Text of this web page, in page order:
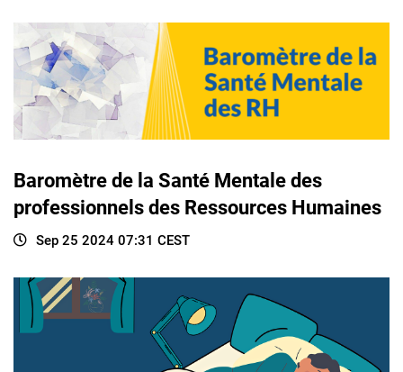
Baromètre de la Santé Mentale des
professionnels des Ressources Humaines
Sep 25 2024 07:31 CEST